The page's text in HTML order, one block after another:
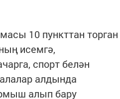
10 пункттан торган
исемгә,
спорт белән
алдында
алып бару